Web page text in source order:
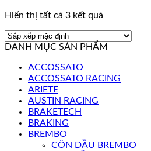
Hiển thị tất cả 3 kết quả
DANH MỤC SẢN PHẨM
ACCOSSATO
ACCOSSATO RACING
ARIETE
AUSTIN RACING
BRAKETECH
BRAKING
BREMBO
CÔN DẦU BREMBO